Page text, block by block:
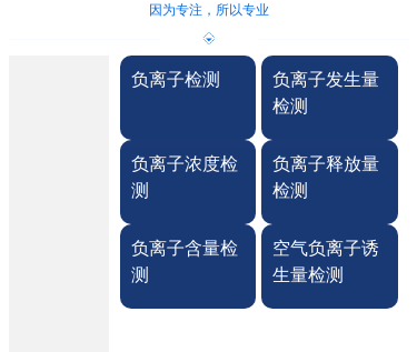
因为专注，所以专业
负离子检测
负离子发生量
检测
负离子浓度检
测
负离子释放量
检测
负离子含量检
测
空气负离子诱
生量检测